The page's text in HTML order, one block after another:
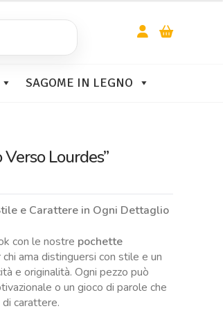
SAGOME IN LEGNO
Lourdes”
e Carattere in Ogni Dettaglio
con le nostre pochette
ama distinguersi con stile e un
e originalità. Ogni pezzo può
o un gioco di parole che
di carattere.